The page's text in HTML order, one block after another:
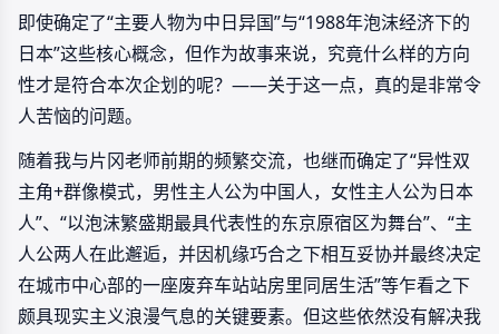
即使确定了“主要人物为中日异国”与“1988年泡沫经济下的
日本”这些核心概念，但作为故事来说，究竟什么样的方向
性才是符合本次企划的呢？——关于这一点，真的是非常令
人苦恼的问题。
随着我与片冈老师前期的频繁交流，也继而确定了“异性双
主角+群像模式，男性主人公为中国人，女性主人公为日本
人”、“以泡沫繁盛期最具代表性的东京原宿区为舞台”、“主
人公两人在此邂逅，并因机缘巧合之下相互妥协并最终决定
在城市中心部的一座废弃车站站房里同居生活”等乍看之下
颇具现实主义浪漫气息的关键要素。但这些依然没有解决我